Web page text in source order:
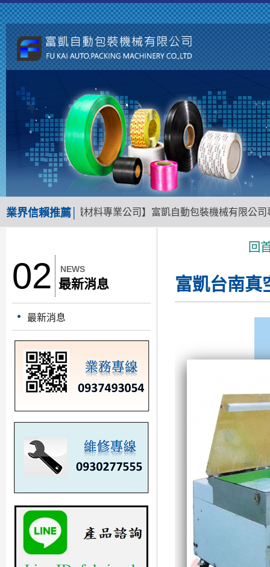
業界信賴推薦│
南地區包裝機械材料專業公司】富凱自動包裝機械有限公司
02 NEWS
最新消息
最新消息
回
富凱台南真